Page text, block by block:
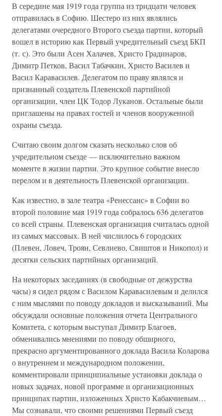
В середине мая 1919 года группа из тридцати человек
отправилась в Софию. Шестеро из них являлись
делегатами очередного Второго съезда партии, который
вошел в историю как Первый учредительный съезд БКП
(т. с). Это были Асен Халачев, Христо Градинаров,
Димитр Петков, Васил Табачкин, Христо Василев и
Васил Каравасилев. Делегатом по праву являлся и
признанный создатель Плевенской партийной
организации, член ЦК Тодор Луканов. Остальные были
приглашены на правах гостей и членов вооруженной
охраны съезда.
Считаю своим долгом сказать несколько слов об
учредительном съезде — исключительно важном
моменте в жизни партии. Это крупное событие внесло
перелом и в деятельность Плевенской организации.
Как известно, в зале театра «Ренессанс» в Софии во
второй половине мая 1919 года собралось 636 делегатов
со всей страны. Плевенская организация считалась одной
из самых массовых. В ней числилось 6 городских
(Плевен, Ловеч, Троян, Севлиево, Свиштов и Никопол) и
десятки сельских партийных организаций.
На некоторых заседаниях (в свободные от дежурства
часы) я сидел рядом с Василом Каравасилевым и делился
с ним мыслями по поводу докладов и высказываний. Мы
обсуждали основные положения отчета Центрального
Комитета, с которым выступал Димитр Благоев,
обменивались мнениями по поводу обширного,
прекрасно аргументированного доклада Васила Коларова
о внутреннем и международном положении,
комментировали принципиальные установки доклада о
новых задачах, новой программе и организационных
принципах партии, изложенных Христо Кабакчиевым…
Мы сознавали, что своими решениями Первый съезд